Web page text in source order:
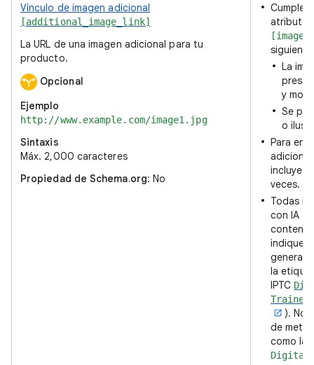
Vínculo de imagen adicional
[additional_image_link]
La URL de una imagen adicional para tu
producto.
Opcional
Ejemplo
http://www.example.com/image1.jpg
Sintaxis
Máx. 2,000 caracteres
Propiedad de Schema.org: No
Cumple
atributo
La
y
Se
o
Para
incluye
veces.
Todas
con IA
indiquen
la
IPTC
). No
de
como la